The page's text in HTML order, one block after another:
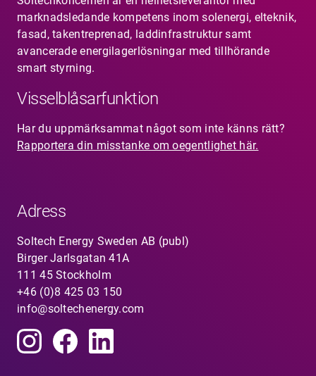
marknadsledande kompetens inom solenergi, elteknik,
fasad, takentreprenad, laddinfrastruktur samt
avancerade energilagerlösningar med tillhörande
smart styrning.
Visselblåsarfunktion
Har du uppmärksammat något som inte känns rätt?
Rapportera din misstanke om oegentlighet här.
Adress
Soltech Energy Sweden AB (publ)
Birger Jarlsgatan 41A
111 45 Stockholm
+46 (0)8 425 03 150
info@soltechenergy.com